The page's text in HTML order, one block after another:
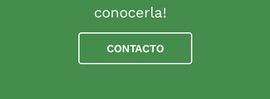
conocerla!
CONTACTO